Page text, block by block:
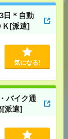
日＊自動
Ｋ[派遣]
気になる!
バイク通
[派遣]